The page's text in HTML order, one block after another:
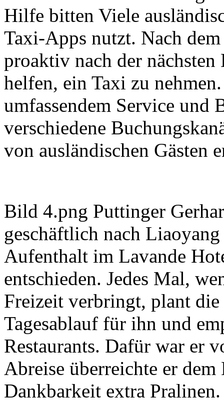
Hilfe bitten Viele
Taxi-Apps nutzt. Nach
proaktiv nach der
helfen, ein Taxi zu
umfassendem Service und
verschiedene
von ausländischen Gästen
Bild 4.png Puttinger
geschäftlich nach
Aufenthalt im Lavande
entschieden. Jedes Mal,
Freizeit verbringt, plant
Tagesablauf für ihn und
Restaurants. Dafür war er
Abreise überreichte er
Dankbarkeit extra Pralinen.